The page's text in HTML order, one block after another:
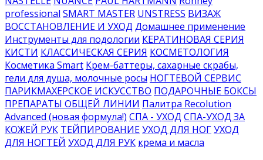
professional SMART MASTER UNSTRESS ВИЗАЖ
ВОССТАНОВЛЕНИЕ И УХОД Домашнее применение
Инструменты для подологии КЕРАТИНОВАЯ СЕРИЯ
КИСТИ КЛАССИЧЕСКАЯ СЕРИЯ КОСМЕТОЛОГИЯ
Косметика Smart Крем-баттеры, сахарные скрабы,
гели для душа, молочные росы НОГТЕВОЙ СЕРВИС
ПАРИКМАХЕРСКОЕ ИСКУССТВО ПОДАРОЧНЫЕ БОКСЫ
ПРЕПАРАТЫ ОБЩЕЙ ЛИНИИ Палитра Recolution
Advanced (новая формула!) СПА - УХОД СПА-УХОД ЗА
КОЖЕЙ РУК ТЕЙПИРОВАНИЕУХОД ДЛЯ НОГУХОД
ДЛЯ НОГТЕЙ УХОД ДЛЯ РУК крема и масла